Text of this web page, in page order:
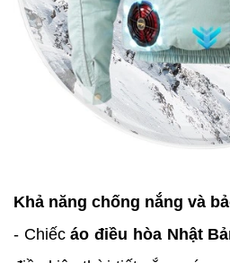
Khả năng chống nắng và
- Chiếcáo điều hòa Nhật